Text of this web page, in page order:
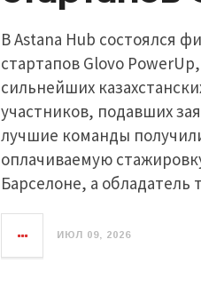
В Astana Hub состоялся
стартапов Glovo
сильнейших
участников, подавших
лучшие команды
оплачиваемую
Барселоне, а обладатель
ИЮЛ 09, 2026